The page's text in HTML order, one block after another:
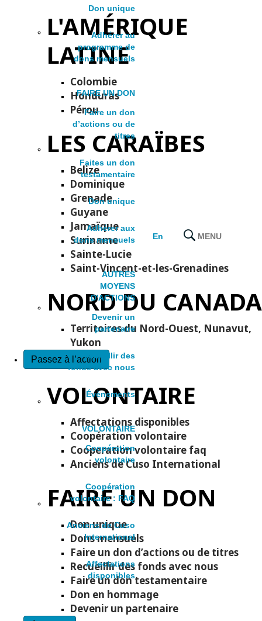
Don unique
Adhérer au
programme de
dons mensuels
FAIRE UN DON
Faire un don
d’actions ou de
titres
Faites un don
testamentaire
Don unique
Adhérer aux
dons mensuels
AUTRES
MOYENS
D'ACTIONS
Devenir un
partenaire
Recueillir des
fonds avec nous
Évènements
VOLONTAIRE
Coopération
volontaire
Coopération
volontaire : FAQ
Anciens de Cuso
International
Affectations
disponibles
En MENU
L'AMÉRIQUE
LATINE
Colombie
Honduras
Pérou
LES CARAÏBES
Belize
Dominique
Grenade
Guyane
Jamaïque
Suriname
Sainte-Lucie
Saint-Vincent-et-les-Grenadines
NORD DU CANADA
Territoires du Nord-Ouest, Nunavut,
Yukon
Passez à l’action
VOLONTAIRE
Affectations disponibles
Coopération volontaire
Cooperation volontaire faq
Anciens de Cuso International
FAIRE UN DON
Don unique
Dons mensuels
Faire un don d’actions ou de titres
Recueillir des fonds avec nous
Faire un don testamentaire
Don en hommage
Devenir un partenaire